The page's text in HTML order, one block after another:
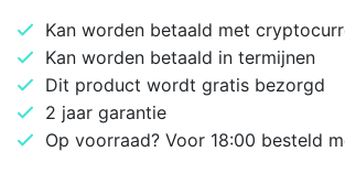
Kan worden betaald met
Kan worden betaald in termijnen
Dit product wordt gratis bezorgd
2 jaar garantie
Op voorraad? Voor 18:00 besteld